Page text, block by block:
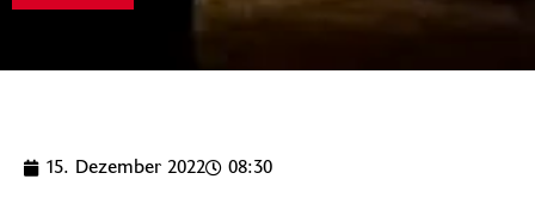
15. Dezember 2022 08:30